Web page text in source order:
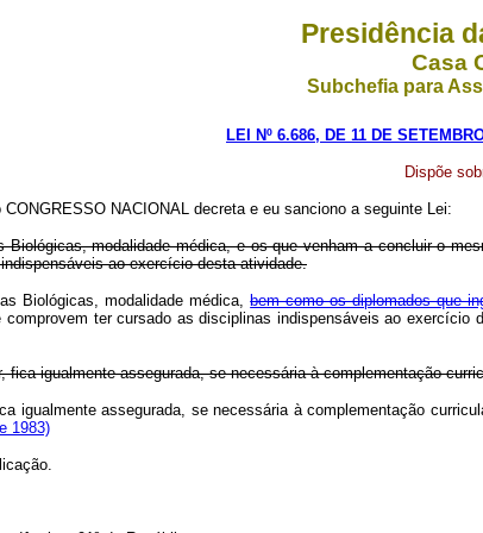
Presidência
Casa
Subchefia para
LEI Nº 6.686, DE 11 DE
Dispõe
NACIONAL decreta e eu sanciono a seguinte Lei:
modalidade médica, e os que venham a concluir o
ao exercício desta atividade.
Biológicas, modalidade médica,bem como os diplomados que
que comprovem ter cursado as disciplinas indispensáveis
igualmente assegurada, se necessária à complementação
igualmente assegurada, se necessária à complementação
1983)